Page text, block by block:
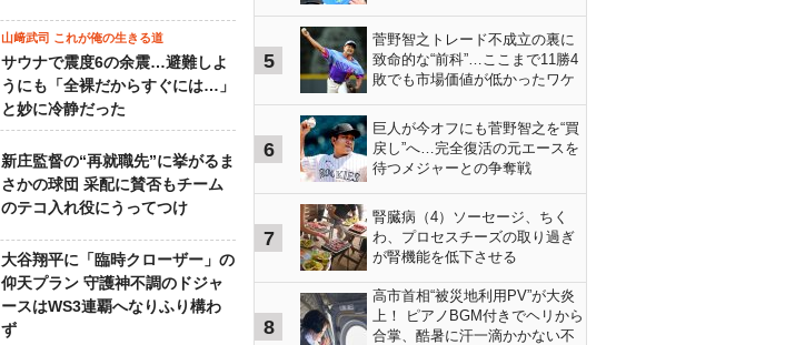
山﨑武司 これが俺の生きる道
サウナで震度6の余震…避難しよ
うにも「全裸だからすぐには…」
と妙に冷静だった
新庄監督の“再就職先”に挙がるま
さかの球団 采配に賛否もチーム
のテコ入れ役にうってつけ
大谷翔平に「臨時クローザー」の
仰天プラン 守護神不調のドジャ
ースはWS3連覇へなりふり構わ
ず
5
菅野智之トレード不成立の裏に
致命的な“前科”…ここまで11勝4
敗でも市場価値が低かったワケ
6
巨人が今オフにも菅野智之を“買
戻し”へ…完全復活の元エースを
待つメジャーとの争奪戦
7
腎臓病（4）ソーセージ、ちく
わ、プロセスチーズの取り過ぎ
が腎機能を低下させる
8
高市首相“被災地利用PV”が大炎
上！ ピアノBGM付きでヘリから
合掌、酷暑に汗一滴かかない不